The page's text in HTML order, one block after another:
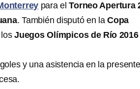
para elTorneo Apertura
. También disputó en laCopa
Juegos Olímpicos de Río 2016
y una asistencia en la presente